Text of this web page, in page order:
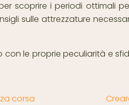
scoprire i periodi ottimali
sulle attrezzature
le proprie peculiarità e
corsa